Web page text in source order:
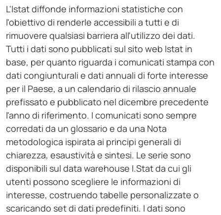
L'Istat diffonde informazioni statistiche con
l'obiettivo di renderle accessibili a tutti e di
rimuovere qualsiasi barriera all'utilizzo dei dati.
Tutti i dati sono pubblicati sul sito web Istat in
base, per quanto riguarda i comunicati stampa con
dati congiunturali e dati annuali di forte interesse
per il Paese, a un calendario di rilascio annuale
prefissato e pubblicato nel dicembre precedente
l'anno di riferimento. I comunicati sono sempre
corredati da un glossario e da una Nota
metodologica ispirata ai principi generali di
chiarezza, esaustività e sintesi. Le serie sono
disponibili sul data warehouse I.Stat da cui gli
utenti possono scegliere le informazioni di
interesse, costruendo tabelle personalizzate o
scaricando set di dati predefiniti. I dati sono